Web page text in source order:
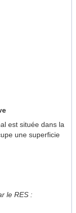
est située dans la
une superficie
le RES :